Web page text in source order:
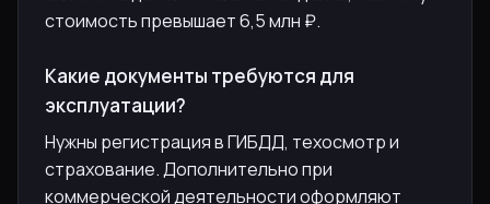
стоимость превышает 6,5 млн ₽.
Какие документы требуются для
эксплуатации?
Нужны регистрация в ГИБДД, техосмотр и
страхование. Дополнительно при
коммерческой деятельности оформляют